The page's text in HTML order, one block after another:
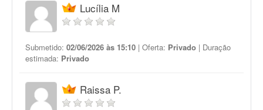
Lucília M
Submetido: 02/06/2026 às 15:10 | Oferta: Privado | Duração
estimada: Privado
Raissa P.